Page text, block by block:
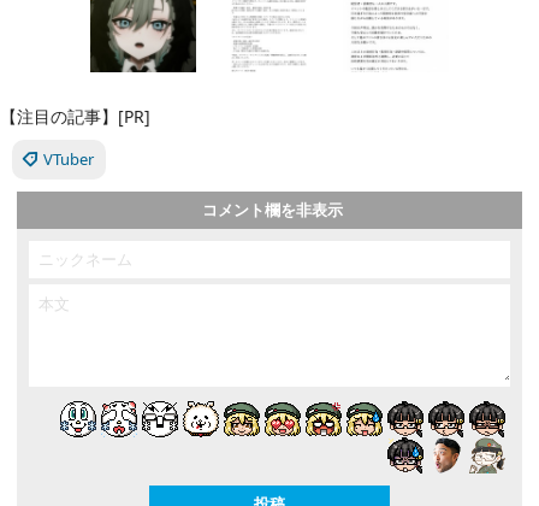
【注目の記事】[PR]
VTuber
コメント欄を非表示